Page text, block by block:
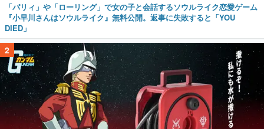
「パリィ」や「ローリング」で女の子と会話するソウルライク恋愛ゲーム
『小早川さんはソウルライク』無料公開。返事に失敗すると「YOU
DIED」
2